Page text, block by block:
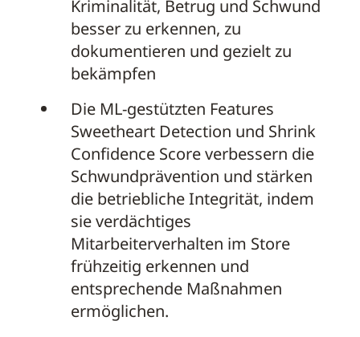
Kriminalität, Betrug und Schwund
besser zu erkennen, zu
dokumentieren und gezielt zu
bekämpfen
Die ML-gestützten Features
Sweetheart Detection und Shrink
Confidence Score verbessern die
Schwundprävention und stärken
die betriebliche Integrität, indem
sie verdächtiges
Mitarbeiterverhalten im Store
frühzeitig erkennen und
entsprechende Maßnahmen
ermöglichen.